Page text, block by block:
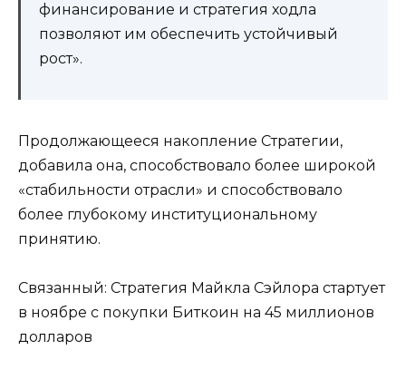
финансирование и стратегия ходла
позволяют им обеспечить устойчивый
рост».
Продолжающееся накопление Стратегии,
добавила она, способствовало более широкой
«стабильности отрасли» и способствовало
более глубокому институциональному
принятию.
Связанный: Стратегия Майкла Сэйлора стартует
в ноябре с покупки Биткоин на 45 миллионов
долларов